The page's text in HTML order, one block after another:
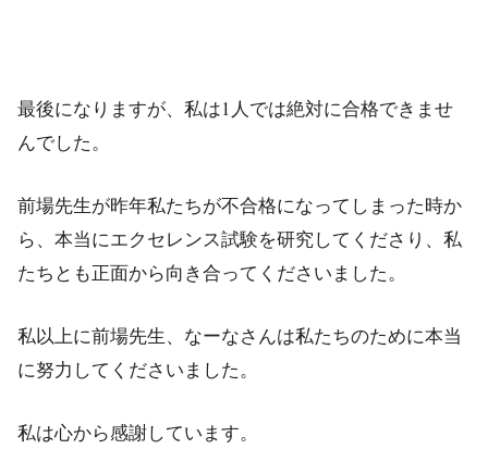
最後になりますが、私は1人では絶対に合格できませ
んでした。
前場先生が昨年私たちが不合格になってしまった時か
ら、本当にエクセレンス試験を研究してくださり、私
たちとも正面から向き合ってくださいました。
私以上に前場先生、なーなさんは私たちのために本当
に努力してくださいました。
私は心から感謝しています。